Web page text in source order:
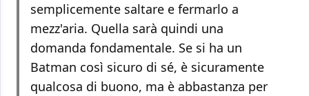
semplicemente saltare e fermarlo a
mezz'aria. Quella sarà quindi una
domanda fondamentale. Se si ha un
Batman così sicuro di sé, è sicuramente
qualcosa di buono, ma è abbastanza per